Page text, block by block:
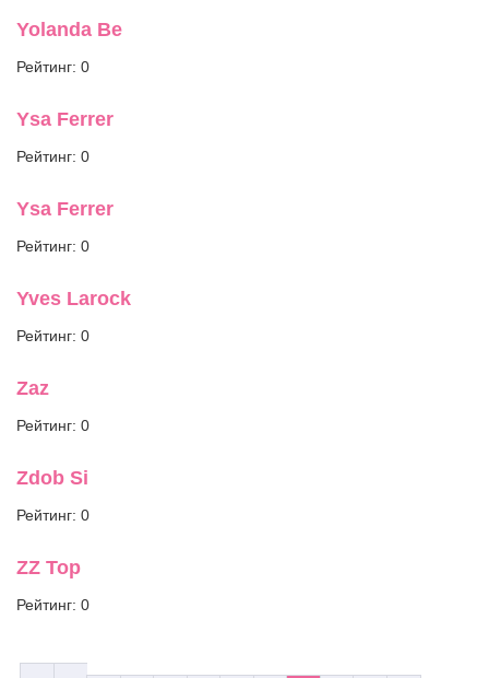
Yolanda Be
Рейтинг: 0
Ysa Ferrer
Рейтинг: 0
Ysa Ferrer
Рейтинг: 0
Yves Larock
Рейтинг: 0
Zaz
Рейтинг: 0
Zdob Si
Рейтинг: 0
ZZ Top
Рейтинг: 0